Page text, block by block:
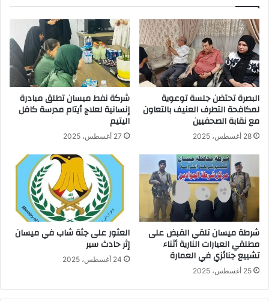
البصرة تحتضن جلسة توعوية
لمكافحة التطرف العنيف بالتعاون
مع نقابة الصحفيين
28 أغسطس، 2025
شركة نفط ميسان تطلق مبادرة
إنسانية لعلاج أيتام مدرسة كافل
اليتيم
27 أغسطس، 2025
شرطة ميسان تلقي القبض على
مطلقي العيارات النارية أثناء
تشييع جنائزي في العمارة
25 أغسطس، 2025
العثور على جثة شاب في ميسان
إثر حادث سير
24 أغسطس، 2025